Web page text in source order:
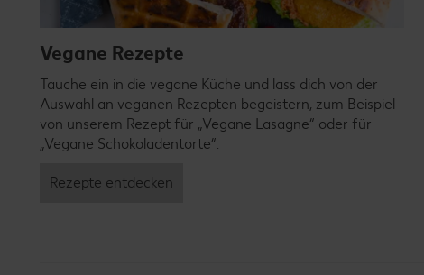
Vegane Rezepte
Tauche ein in die vegane Küche und lass dich von der
Auswahl an veganen Rezepten begeistern, zum Beispiel
von unserem Rezept für „Vegane Lasagne“ oder für
„Vegane Schokoladentorte“.
Rezepte entdecken